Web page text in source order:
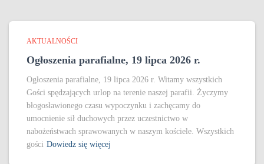
AKTUALNOŚCI
Ogłoszenia parafialne, 19 lipca 2026 r.
Ogłoszenia parafialne, 19 lipca 2026 r. Witamy wszystkich
Gości spędzających urlop na terenie naszej parafii. Życzymy
błogosławionego czasu wypoczynku i zachęcamy do
umocnienie sił duchowych przez uczestnictwo w
nabożeństwach sprawowanych w naszym kościele. Wszystkich
gości Dowiedz się więcej